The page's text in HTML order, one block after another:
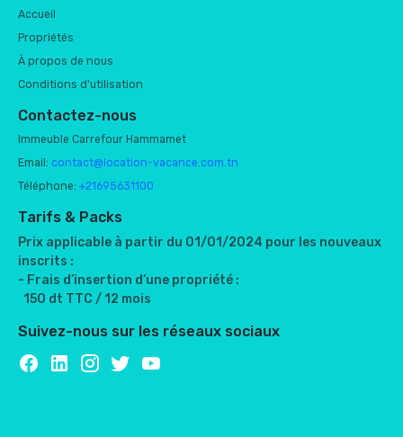
Accueil
Propriétés
À propos de nous
Conditions d'utilisation
Contactez-nous
Immeuble Carrefour Hammamet
Email: contact@location-vacance.com.tn
Téléphone: +21695631100
Tarifs & Packs
Prix applicable à partir du 01/01/2024 pour les nouveaux
inscrits :
- Frais d’insertion d’une propriété :
150 dt TTC / 12 mois
Suivez-nous sur les réseaux sociaux